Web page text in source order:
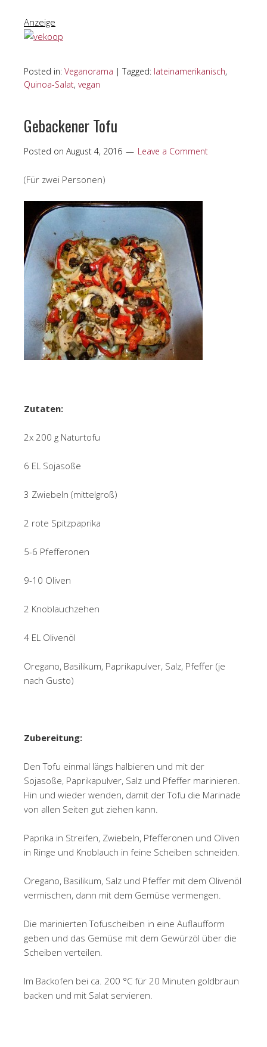
Anzeige
Posted in: Veganorama |Tagged: lateinamerikanisch,
Quinoa-Salat, vegan
Gebackener Tofu
Posted on August 4, 2016 Leave a Comment
(Für zwei Personen)
Zutaten:
2x 200 g Naturtofu
6 EL Sojasoße
3 Zwiebeln (mittelgroß)
2 rote Spitzpaprika
5-6 Pfefferonen
9-10 Oliven
2 Knoblauchzehen
4 EL Olivenöl
Oregano, Basilikum, Paprikapulver, Salz, Pfeffer (je
nach Gusto)
Zubereitung:
Den Tofu einmal längs halbieren und mit der
Sojasoße, Paprikapulver, Salz und Pfeffer marinieren.
Hin und wieder wenden, damit der Tofu die Marinade
von allen Seiten gut ziehen kann.
Paprika in Streifen, Zwiebeln, Pfefferonen und Oliven
in Ringe und Knoblauch in feine Scheiben schneiden.
Oregano, Basilikum, Salz und Pfeffer mit dem Olivenöl
vermischen, dann mit dem Gemüse vermengen.
Die marinierten Tofuscheiben in eine Auflaufform
geben und das Gemüse mit dem Gewürzöl über die
Scheiben verteilen.
Im Backofen bei ca. 200 °C für 20 Minuten goldbraun
backen und mit Salat servieren.